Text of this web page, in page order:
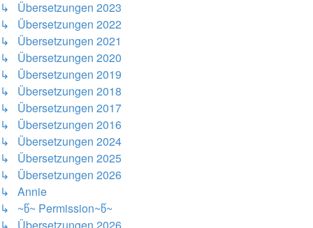
↳ Übersetzungen 2023
↳ Übersetzungen 2022
↳ Übersetzungen 2021
↳ Übersetzungen 2020
↳ Übersetzungen 2019
↳ Übersetzungen 2018
↳ Übersetzungen 2017
↳ Übersetzungen 2016
↳ Übersetzungen 2024
↳ Übersetzungen 2025
↳ Übersetzungen 2026
↳ Annie
↳ ~წ~ Permission~წ~
↳ Übersetzungen 2026